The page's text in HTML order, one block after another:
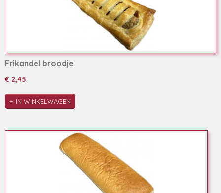
Frikandel broodje
€ 2,45
IN WINKELWAGEN